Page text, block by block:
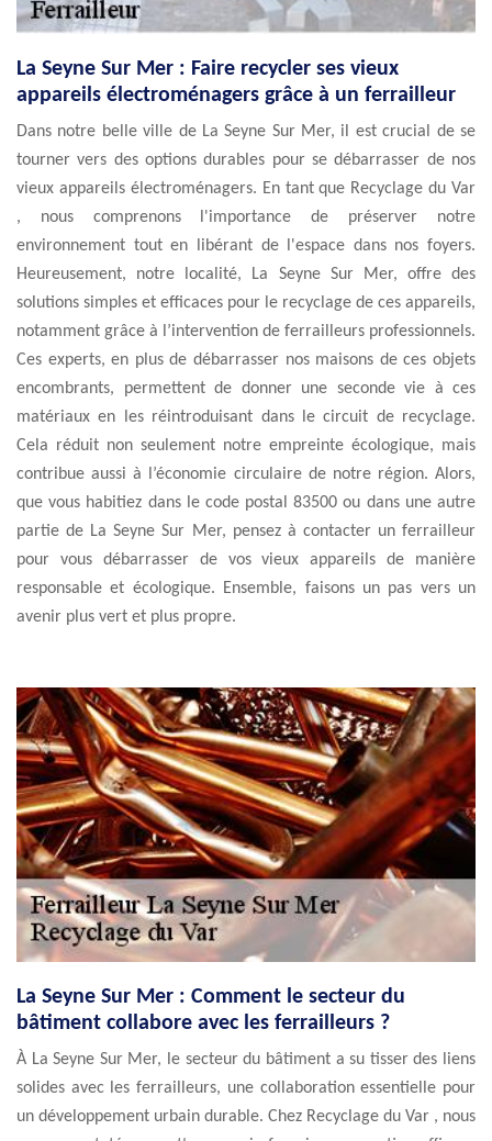
La Seyne Sur Mer : Faire recycler ses vieux
appareils électroménagers grâce à un ferrailleur
Dans notre belle ville de La Seyne Sur Mer, il est crucial de se
tourner vers des options durables pour se débarrasser de nos
vieux appareils électroménagers. En tant que Recyclage du Var
, nous comprenons l'importance de préserver notre
environnement tout en libérant de l'espace dans nos foyers.
Heureusement, notre localité, La Seyne Sur Mer, offre des
solutions simples et efficaces pour le recyclage de ces appareils,
notamment grâce à l’intervention de ferrailleurs professionnels.
Ces experts, en plus de débarrasser nos maisons de ces objets
encombrants, permettent de donner une seconde vie à ces
matériaux en les réintroduisant dans le circuit de recyclage.
Cela réduit non seulement notre empreinte écologique, mais
contribue aussi à l’économie circulaire de notre région. Alors,
que vous habitiez dans le code postal 83500 ou dans une autre
partie de La Seyne Sur Mer, pensez à contacter un ferrailleur
pour vous débarrasser de vos vieux appareils de manière
responsable et écologique. Ensemble, faisons un pas vers un
avenir plus vert et plus propre.
La Seyne Sur Mer : Comment le secteur du
bâtiment collabore avec les ferrailleurs ?
À La Seyne Sur Mer, le secteur du bâtiment a su tisser des liens
solides avec les ferrailleurs, une collaboration essentielle pour
un développement urbain durable. Chez Recyclage du Var , nous